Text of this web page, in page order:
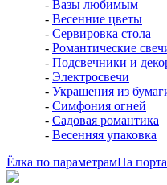
- Вазы любимым
- Весенние цветы
- Сервировка стола
- Романтические
- Подсвечники и
- Электросвечи
- Украшения из
- Симфония огней
- Садовая романтика
- Весенняя упаковка
Ёлка по параметрамНа